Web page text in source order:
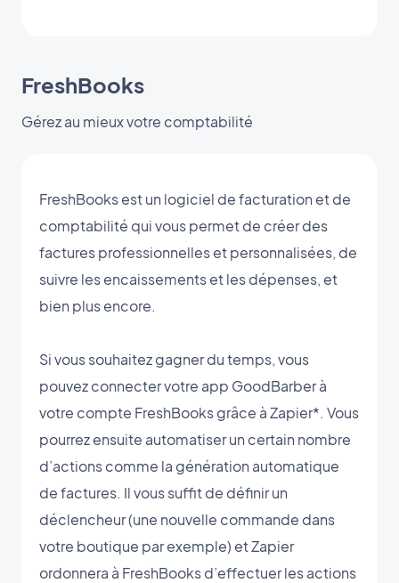
FreshBooks
Gérez au mieux votre comptabilité
FreshBooks est un logiciel de facturation et de
comptabilité qui vous permet de créer des
factures professionnelles et personnalisées, de
suivre les encaissements et les dépenses, et
bien plus encore.
Si vous souhaitez gagner du temps, vous
pouvez connecter votre app GoodBarber à
votre compte FreshBooks grâce à Zapier*. Vous
pourrez ensuite automatiser un certain nombre
d’actions comme la génération automatique
de factures. Il vous suffit de définir un
déclencheur (une nouvelle commande dans
votre boutique par exemple) et Zapier
ordonnera à FreshBooks d’effectuer les actions